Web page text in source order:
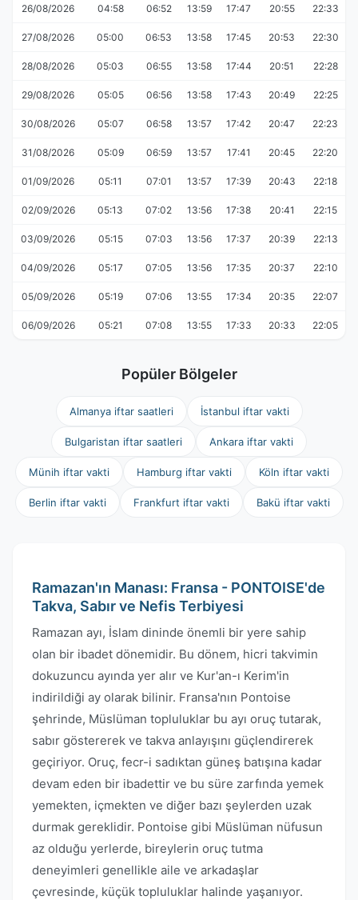
26/08/2026 04:58 06:52 13:59 17:47 20:55 22:33
27/08/2026 05:00 06:53 13:58 17:45 20:53 22:30
28/08/2026 05:03 06:55 13:58 17:44 20:51 22:28
29/08/2026 05:05 06:56 13:58 17:43 20:49 22:25
30/08/2026 05:07 06:58 13:57 17:42 20:47 22:23
31/08/2026 05:09 06:59 13:57 17:41 20:45 22:20
01/09/2026 05:11 07:01 13:57 17:39 20:43 22:18
02/09/2026 05:13 07:02 13:56 17:38 20:41 22:15
03/09/2026 05:15 07:03 13:56 17:37 20:39 22:13
04/09/2026 05:17 07:05 13:56 17:35 20:37 22:10
05/09/2026 05:19 07:06 13:55 17:34 20:35 22:07
06/09/2026 05:21 07:08 13:55 17:33 20:33 22:05
Popüler Bölgeler
Almanya iftar saatleri İstanbul iftar vakti
Bulgaristan iftar saatleri Ankara iftar vakti
Münih iftar vakti Hamburg iftar vakti Köln iftar vakti
Berlin iftar vakti Frankfurt iftar vakti Bakü iftar vakti
Ramazan'ın Manası: Fransa - PONTOISE'de
Takva, Sabır ve Nefis Terbiyesi
Ramazan ayı, İslam dininde önemli bir yere sahip
olan bir ibadet dönemidir. Bu dönem, hicri takvimin
dokuzuncu ayında yer alır ve Kur'an-ı Kerim'in
indirildiği ay olarak bilinir. Fransa'nın Pontoise
şehrinde, Müslüman topluluklar bu ayı oruç tutarak,
sabır göstererek ve takva anlayışını güçlendirerek
geçiriyor. Oruç, fecr-i sadıktan güneş batışına kadar
devam eden bir ibadettir ve bu süre zarfında yemek
yemekten, içmekten ve diğer bazı şeylerden uzak
durmak gereklidir. Pontoise gibi Müslüman nüfusun
az olduğu yerlerde, bireylerin oruç tutma
deneyimleri genellikle aile ve arkadaşlar
çevresinde, küçük topluluklar halinde yaşanıyor.